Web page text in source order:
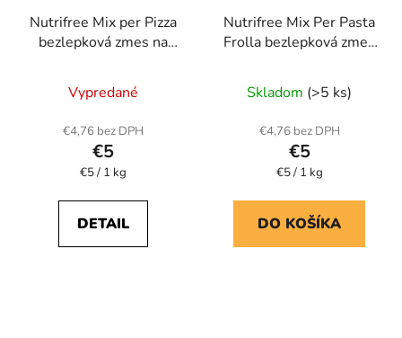
Nutrifree Mix per Pizza
bezlepková zmes na
hodnotenie
produktu
je
5,0
z
5
hviezdičiek.
Vypredané
€4,76 bez DPH
€5
Jednotková
€5 / 1 kg
DETAIL
Nutrifree Mix Per Pasta
Frolla bezlepková zmes
hodnotenie
produktu
je
5,0
z
5
hviezdičiek.
Skladom (>5 ks)
€4,76 bez DPH
€5
Jednotková
€5 / 1 kg
DO KOŠÍKA